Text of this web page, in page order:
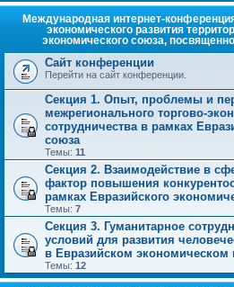
Международная интернет-
экономического развития
экономического союза,
Сайт конференции
Перейти на сайт конференции.
Секция 1. Опыт, проблемы и
межрегионального торгово-
сотрудничества в рамках
союза
Темы: 11
Секция 2. Взаимодействие в
фактор повышения
рамках Евразийского
Темы: 7
Секция 3. Гуманитарное
условий для развития
в Евразийском экономическом
Темы: 12